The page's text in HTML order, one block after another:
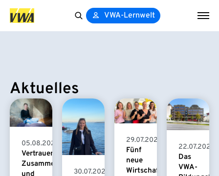
VWA-Lernwelt
Aktuelles
05.08.2026
Vertrauensvolle
Zusammenarbeit
30.07.2026
29.07.2026
Fünf
neue
Wirtschaftspsychologinnen
22.07.2026
Das
VWA-